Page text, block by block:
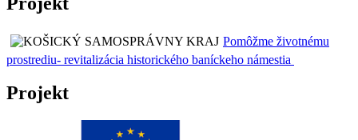
Pomôžme životnému
prostrediu- revitalizácia historického baníckeho námestia
Projekt